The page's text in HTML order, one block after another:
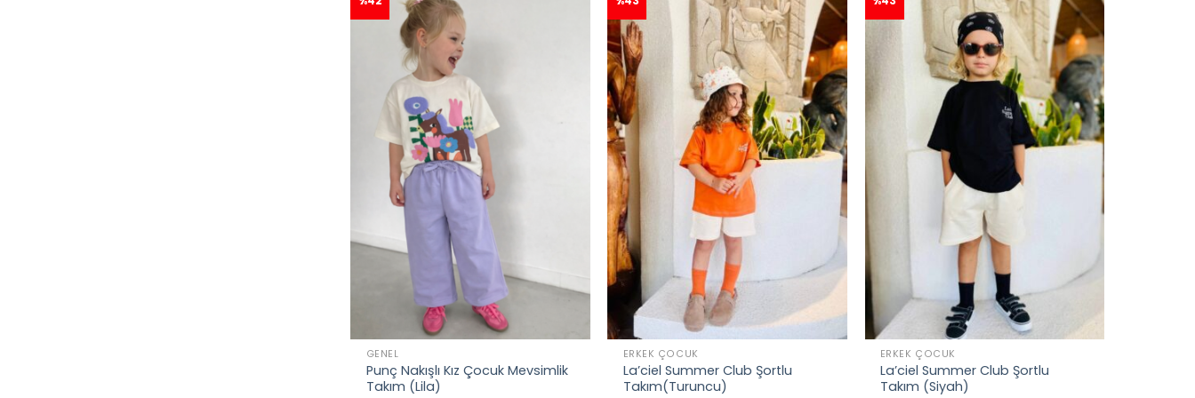
GENEL
Punç Nakışlı Kız Çocuk Mevsimlik
Takım (Lila)
👀Şu an 35 kişi
ERKEK ÇOCUK
La’ciel Summer Club Şortlu
Takım(Turuncu)
👀Şu an46 kişiinceliyor!
ERKEK ÇOCUK
La’ciel Summer Club Şortlu
Takım (Siyah)
👀Şu an 57 kişiinceliyor!